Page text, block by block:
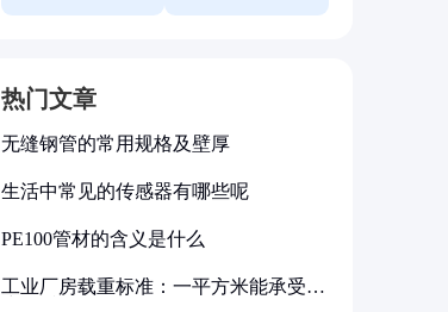
热门文章
无缝钢管的常用规格及壁厚
生活中常见的传感器有哪些呢
PE100管材的含义是什么
工业厂房载重标准：一平方米能承受多